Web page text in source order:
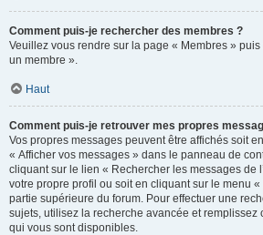
Comment puis-je rechercher des membres ?
Veuillez vous rendre sur la page « Membres »
un membre ».
Haut
Comment puis-je retrouver mes propres
Vos propres messages peuvent être affichés soit
« Afficher vos messages » dans le panneau de
cliquant sur le lien « Rechercher les messages de
votre propre profil ou soit en cliquant sur le menu
partie supérieure du forum. Pour effectuer une
sujets, utilisez la recherche avancée et
qui vous sont disponibles.